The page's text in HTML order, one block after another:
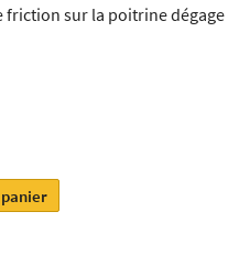
sur la poitrine dégage